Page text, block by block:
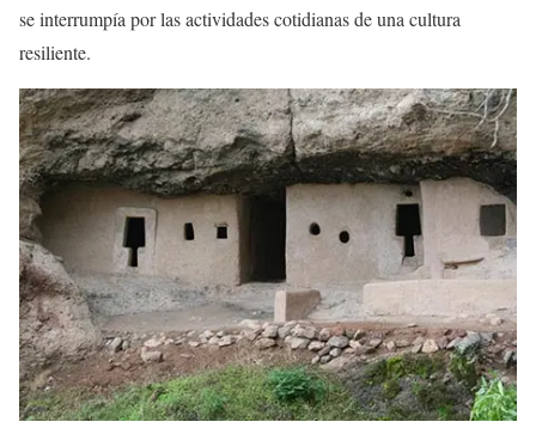
se interrumpía por las actividades cotidianas de una cultura
resiliente.